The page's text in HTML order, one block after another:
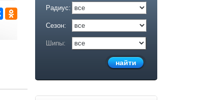
Радиус:
Сезон:
Шипы: